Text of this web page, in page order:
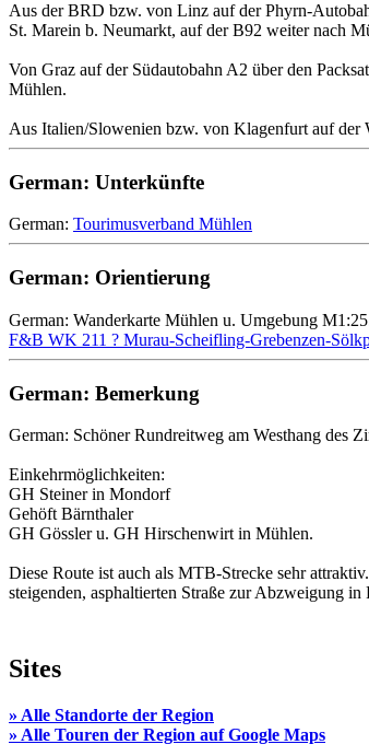
Aus der BRD bzw. von Linz auf der Phyrn-
St. Marein b. Neumarkt, auf der B92 weiter nach
Von Graz auf der Südautobahn A2 über den
Mühlen.
Aus Italien/Slowenien bzw. von Klagenfurt auf der
German: Unterkünfte
German: Tourimusverband Mühlen
German: Orientierung
German: Wanderkarte Mühlen u. Umgebung
F&B WK 211 ? Murau-Scheifling-Grebenzen-
German: Bemerkung
German: Schöner Rundreitweg am Westhang des
Einkehrmöglichkeiten:
GH Steiner in Mondorf
Gehöft Bärnthaler
GH Gössler u. GH Hirschenwirt in Mühlen.
Diese Route ist auch als MTB-Strecke sehr
steigenden, asphaltierten Straße zur Abzweigung
Sites
» Alle Standorte der Region
» Alle Touren der Region auf Google Maps